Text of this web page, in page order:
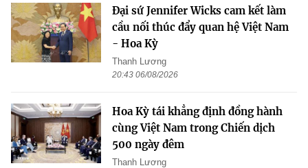
Đại sứ Jennifer Wicks cam kết làm
cầu nối thúc đẩy quan hệ Việt Nam
- Hoa Kỳ
Thanh Lương
20:43 06/08/2026
Hoa Kỳ tái khẳng định đồng hành
cùng Việt Nam trong Chiến dịch
500 ngày đêm
Thanh Lương